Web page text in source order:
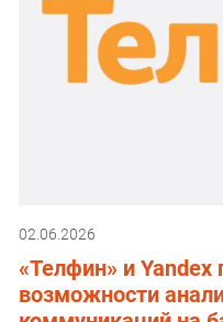
02.06.2026
«Телфин» и Yandex
возможности